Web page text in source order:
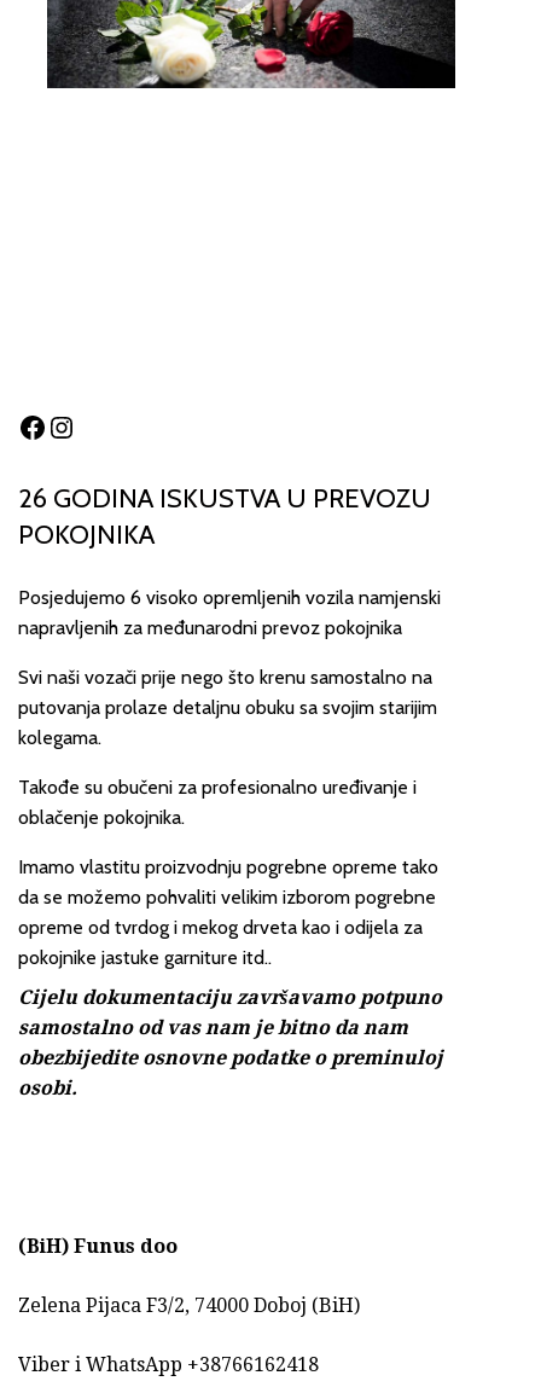
Facebook
Instagram
26 GODINA ISKUSTVA U PREVOZU
POKOJNIKA
Posjedujemo 6 visoko opremljenih vozila namjenski
napravljenih za međunarodni prevoz pokojnika
Svi naši vozači prije nego što krenu samostalno na
putovanja prolaze detaljnu obuku sa svojim starijim
kolegama.
Takođe su obučeni za profesionalno uređivanje i
oblačenje pokojnika.
Imamo vlastitu proizvodnju pogrebne opreme tako
da se možemo pohvaliti velikim izborom pogrebne
opreme od tvrdog i mekog drveta kao i odijela za
pokojnike jastuke garniture itd..
Cijelu dokumentaciju završavamo potpuno
samostalno od vas nam je bitno da nam
obezbijedite osnovne podatke o preminuloj
osobi.
(BiH) Funus doo
Zelena Pijaca F3/2, 74000 Doboj (BiH)
Viber i WhatsApp +38766162418